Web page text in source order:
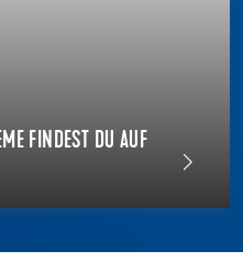
FINDEST DU AUF